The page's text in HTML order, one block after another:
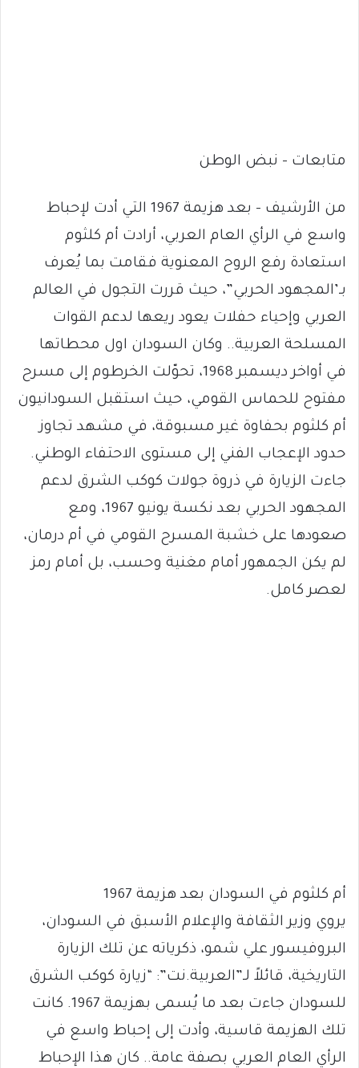
متابعات – نبض الوطن
من الأرشيف – بعد هزيمة 1967 التي أدت لإحباط
واسع في الرأي العام العربي، أرادت أم كلثوم
استعادة رفع الروح المعنوية فقامت بما يُعرف
بـ’المجهود الحربي”، حيث قررت التجول في العالم
العربي وإحياء حفلات يعود ريعها لدعم القوات
المسلحة العربية.. وكان السودان اول محطاتها
في أواخر ديسمبر 1968، تحوّلت الخرطوم إلى مسرح
مفتوح للحماس القومي، حيث استقبل السودانيون
أم كلثوم بحفاوة غير مسبوقة، في مشهد تجاوز
حدود الإعجاب الفني إلى مستوى الاحتفاء الوطني.
جاءت الزيارة في ذروة جولات كوكب الشرق لدعم
المجهود الحربي بعد نكسة يونيو 1967، ومع
صعودها على خشبة المسرح القومي في أم درمان،
لم يكن الجمهور أمام مغنية وحسب، بل أمام رمز
لعصر كامل.
أم كلثوم في السودان بعد هزيمة 1967
يروي وزير الثقافة والإعلام الأسبق في السودان،
البروفيسور علي شمو، ذكرياته عن تلك الزيارة
التاريخية، قائلاً لـ”العربية.نت”: “زيارة كوكب الشرق
للسودان جاءت بعد ما يُسمى بهزيمة 1967. كانت
تلك الهزيمة قاسية، وأدت إلى إحباط واسع في
الرأي العام العربي بصفة عامة.. كان هذا الإحباط